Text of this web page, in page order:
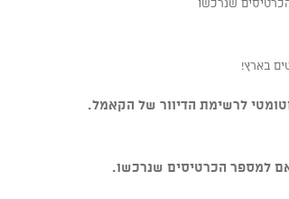
בארץ!
לרשימת הדיוור של הקאמל.
למספר הכרטיסים שנרכשו.